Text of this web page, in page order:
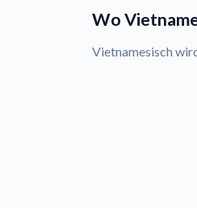
Wo
Vietnamesisch